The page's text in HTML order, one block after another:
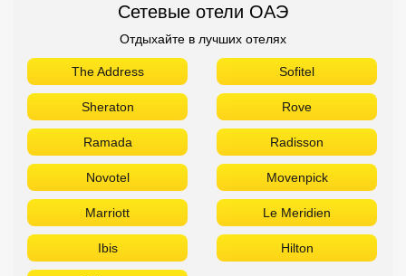
Сетевые отели ОАЭ
Отдыхайте в лучших отелях
The Address Sofitel
Sheraton Rove
Ramada Radisson
Novotel Movenpick
Marriott Le Meridien
Ibis Hilton